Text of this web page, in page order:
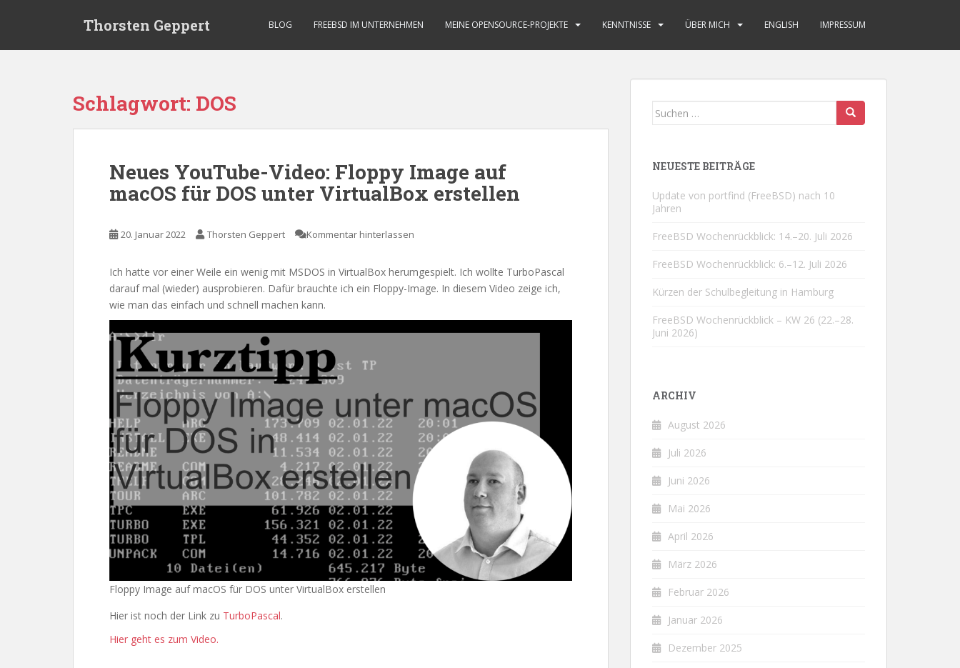
Thorsten Geppert BLOG FREEBSD IM UNTERNEHMEN MEINE OPENSOURCE-PROJEKTE KENNTNISSE ÜBER MICH ENGLISH IMPRESSUM
Schlagwort: DOS
Neues YouTube-Video: Floppy Image auf
macOS für DOS unter VirtualBox erstellen
20. Januar 2022 Thorsten Geppert Kommentar hinterlassen
Ich hatte vor einer Weile ein wenig mit MSDOS in VirtualBox herumgespielt. Ich wollte TurboPascal
darauf mal (wieder) ausprobieren. Dafür brauchte ich ein Floppy-Image. In diesem Video zeige ich,
wie man das einfach und schnell machen kann.
Floppy Image auf macOS für DOS unter VirtualBox erstellen
Hier ist noch der Link zu TurboPascal.
Hier geht es zum Video.
Suchen
NEUESTE BEITRÄGE
Update von portfind (FreeBSD) nach 10
Jahren
FreeBSD Wochenrückblick: 14.–20. Juli 2026
FreeBSD Wochenrückblick: 6.–12. Juli 2026
Kürzen der Schulbegleitung in Hamburg
FreeBSD Wochenrückblick – KW 26 (22.–28.
Juni 2026)
ARCHIV
August 2026
Juli 2026
Juni 2026
Mai 2026
April 2026
März 2026
Februar 2026
Januar 2026
Dezember 2025